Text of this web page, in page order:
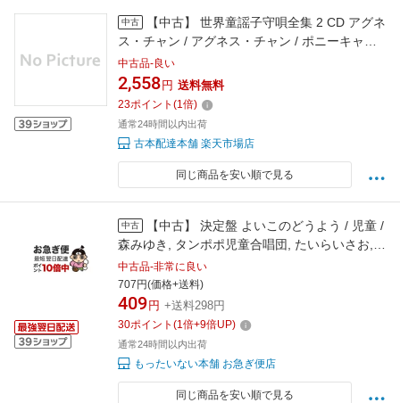
中古
【中古】 世界童謡子守唄全集 2 CD アグネ
ス・チャン / アグネス・チャン / ポニーキャニ
オン [CD]【メール便送料無料】【最短翌日配達
対応】
中古品-良い
2,558 円 送料無料
23ポイント (1倍)
通常24時間以内出荷
古本配達本舗 楽天市場店
同じ商品を安い順で見る
中古
【中古】 決定盤 よいこのどうよう / 児童 /
森みゆき, タンポポ児童合唱団, たいらいさお,
岡崎裕美, 五百木佑野, 春口雅子, 斉藤伸子, 塩野
雅子, 土居裕子, 小林麻美, / [CD]【ネコポス発
送】
中古品-非常に良い
707円(価格+送料)
409 円 +送料298円
30ポイント (1倍+9倍UP)
通常24時間以内出荷
もったいない本舗 お急ぎ便店
同じ商品を安い順で見る